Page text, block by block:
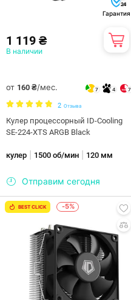
24
Гарантия
1 119 ₴
В наличии
от 160 ₴/мес. 7 4 7
2 Отзыва
Кулер процессорный ID-Cooling
SE-224-XTS ARGB Black
кулер 1500 об/мин 120 мм
Отправим сегодня
BEST CLICK -5%